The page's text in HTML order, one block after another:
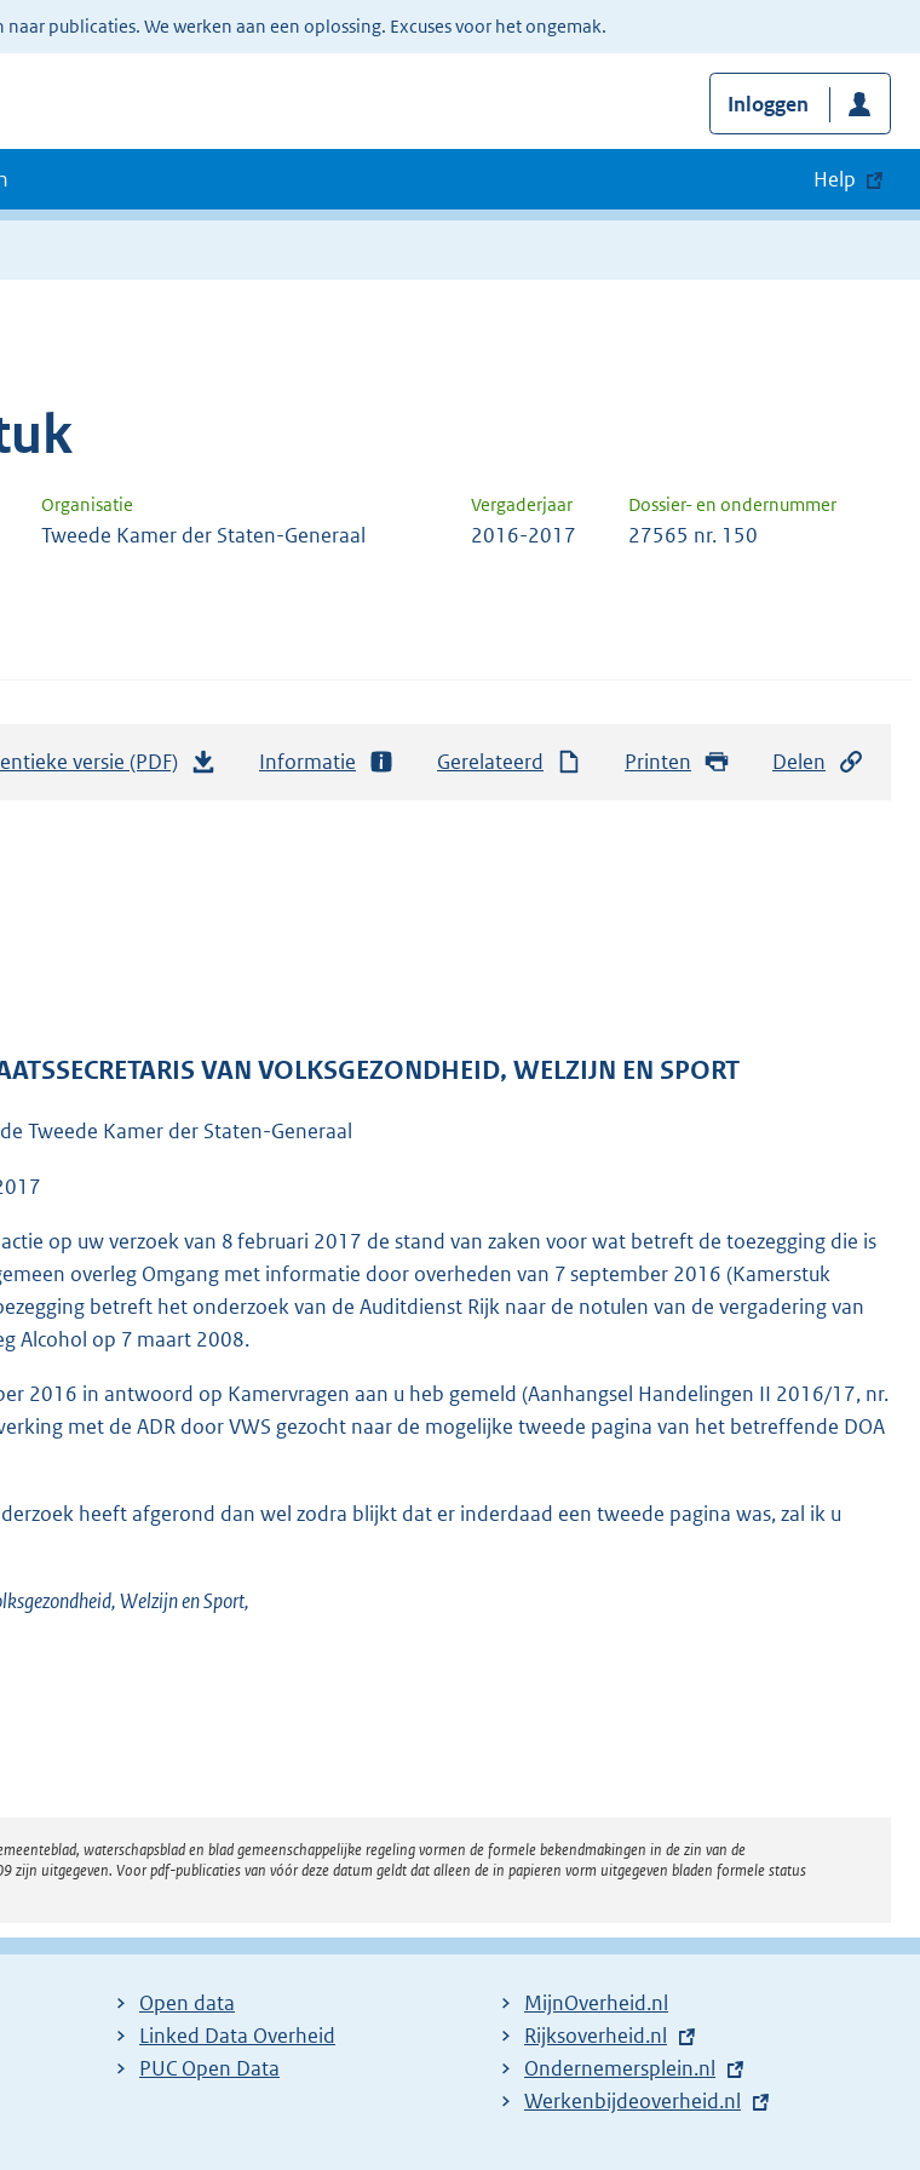
publicaties. We werken aan een oplossing. Excuses voor het ongemak.
Inloggen
Help
Organisatie Vergaderjaar Dossier- en ondernummer
Tweede Kamer der Staten-Generaal 2016-2017 27565 nr. 150
versie (PDF)
r
o
:
3
6
K
b
Informatie Gerelateerd Printen Delen
VAN VOLKSGEZONDHEID, WELZIJN EN SPORT
Tweede Kamer der Staten-Generaal
op uw verzoek van 8 februari 2017 de stand van zaken voor wat betreft de toezegging die is
overleg Omgang met informatie door overheden van 7 september 2016 (Kamerstuk
betreft het onderzoek van de Auditdienst Rijk naar de notulen van de vergadering van
Alcohol op 7 maart 2008.
2016 in antwoord op Kamervragen aan u heb gemeld (Aanhangsel Handelingen II 2016/17, nr.
met de ADR door VWS gezocht naar de mogelijke tweede pagina van het betreffende DOA
heeft afgerond dan wel zodra blijkt dat er inderdaad een tweede pagina was, zal ik u
Welzijn en Sport,
waterschapsblad en blad gemeenschappelijke regeling vormen de formele bekendmakingen in de zin van de
uitgegeven. Voor pdf-publicaties van vóór deze datum geldt dat alleen de in papieren vorm uitgegeven bladen formele status
Open data
Linked Data Overheid
PUC Open Data
MijnOverheid.nl
E
x
t
Rijksoverheid.nl
E
x
Ondernemersplein.nl
E
Werkenbijdeoverheid.nl